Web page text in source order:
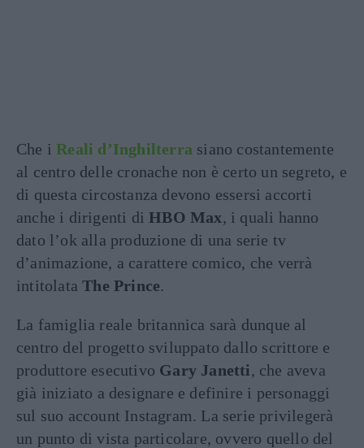
Che iReali d’Inghilterra siano costantemente
al centro delle cronache non è certo un segreto, e
di questa circostanza devono essersi accorti
anche i dirigenti diHBO Max, i quali hanno
dato l’ok alla produzione di una serie tv
d’animazione, a carattere comico, che verrà
intitolataThe Prince.
La famiglia reale britannica sarà dunque al
centro del progetto sviluppato dallo scrittore e
produttore esecutivo Gary Janetti, che aveva
già iniziato a designare e definire i personaggi
sul suo account Instagram. La serie privilegerà
un punto di vista particolare, ovvero quello del